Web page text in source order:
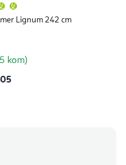
Lignum 242 cm
proizvoda
je
zvjezdica.
kom)